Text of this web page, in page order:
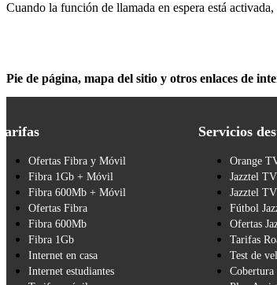
Cuando la función de llamada en espera está
Pie de página, mapa del sitio y otros enlaces de
Ofertas Fibra y Móvil
Fibra 1Gb + Móvil
Fibra 600Mb + Móvil
Ofertas Fibra
Fibra 600Mb
Fibra 1Gb
Internet en casa
Internet estudiantes
Servicios
Orange
Jazztel
Jazztel
Fútbol
Ofertas
Tarifas
Test de
Cobertura